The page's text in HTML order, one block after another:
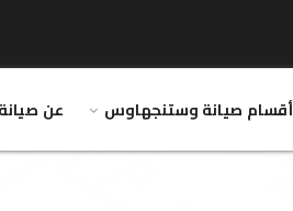
أقسام صيانة وستنجهاوس عن